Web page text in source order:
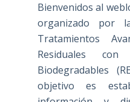
Bienvenidos al
organizado por
Tratamientos
Residuales con
Biodegradables
objetivo es